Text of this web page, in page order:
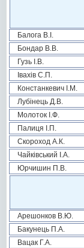
Балога В.І.
Бондар В.В.
Гузь І.В.
Івахів С.П.
Констанкевич І.М.
Лубінець Д.В.
Молоток І.Ф.
Палиця І.П.
Скороход А.К.
Чайківський І.А.
Юрчишин П.В.
Арешонков В.Ю.
Бакунець П.А.
Вацак Г.А.